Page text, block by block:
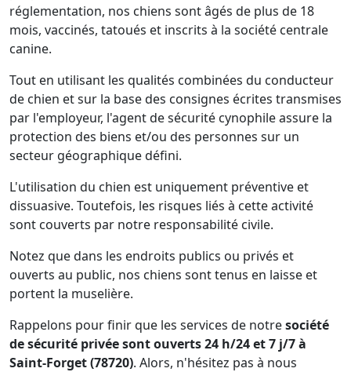
réglementation, nos chiens sont âgés de plus de 18
mois, vaccinés, tatoués et inscrits à la société centrale
canine.
Tout en utilisant les qualités combinées du conducteur
de chien et sur la base des consignes écrites transmises
par l'employeur, l'agent de sécurité cynophile assure la
protection des biens et/ou des personnes sur un
secteur géographique défini.
L'utilisation du chien est uniquement préventive et
dissuasive. Toutefois, les risques liés à cette activité
sont couverts par notre responsabilité civile.
Notez que dans les endroits publics ou privés et
ouverts au public, nos chiens sont tenus en laisse et
portent la muselière.
Rappelons pour finir que les services de notresociété
de sécurité privée sont ouverts 24 h/24 et 7 j/7 à
Saint-Forget (78720). Alors, n'hésitez pas à nous